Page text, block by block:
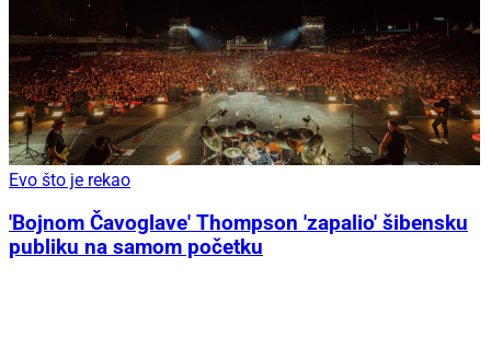
Evo što je rekao
'Bojnom Čavoglave' Thompson 'zapalio' šibensku
publiku na samom početku